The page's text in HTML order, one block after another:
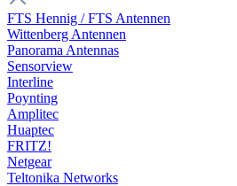
FTS Hennig / FTS Antennen
Wittenberg Antennen
Panorama Antennas
Sensorview
Interline
Poynting
Amplitec
Huaptec
FRITZ!
Netgear
Teltonika Networks